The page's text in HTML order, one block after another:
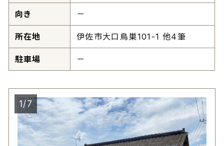
向き －
所在地 伊佐市大口鳥巣101-1 他4筆
駐車場 －
1/7